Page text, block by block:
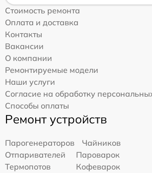
Стоимость ремонта
Оплата и доставка
Контакты
Вакансии
О компании
Ремонтируемые модели
Наши услуги
Согласие на обработку
Способы оплаты
Ремонт устройств
Парогенераторов
Чайников
Отпаривателей
Пароварок
Термопотов
Кофеварок